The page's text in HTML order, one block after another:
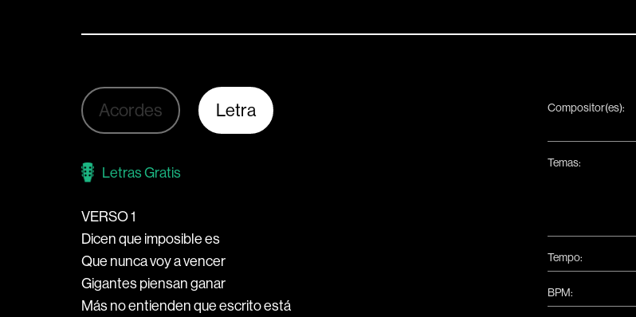
Acordes Letra
Letras Gratis
VERSO 1
Dicen que imposible es
Que nunca voy a vencer
Gigantes piensan ganar
Más no entienden que escrito está
Compositor(es):
Temas:
Tempo:
BPM: